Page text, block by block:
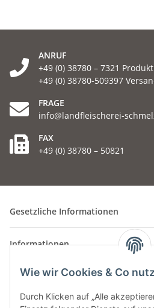
Wie wir Cookies & Co
Durch Klicken auf „Alle
ANRUF
+49 (0) 38780 – 7321
+49 (0) 38780-509397
FRAGE
info@landfleischerei-
FAX
+49 (0) 38780 – 50821
Gesetzliche Informationen
Informationen